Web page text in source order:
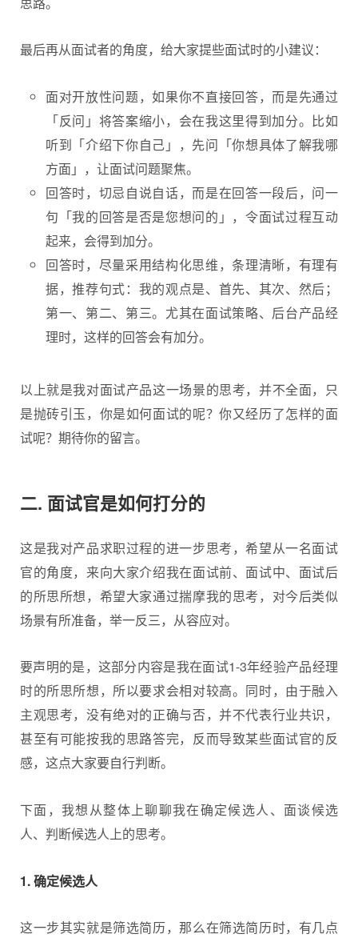
最后再从面试者的角度，给大家提些面试时的小建议：
面对开放性问题，如果你不直接回答，而是先通过
「反问」将答案缩小，会在我这里得到加分。比如
听到「介绍下你自己」，先问「你想具体了解我哪
方面」，让面试问题聚焦。
回答时，切忌自说自话，而是在回答一段后，问一
句「我的回答是否是您想问的」，令面试过程互动
起来，会得到加分。
回答时，尽量采用结构化思维，条理清晰，有理有
据，推荐句式：我的观点是、首先、其次、然后；
第一、第二、第三。尤其在面试策略、后台产品经
理时，这样的回答会有加分。
以上就是我对面试产品这一场景的思考，并不全面，只
是抛砖引玉，你是如何面试的呢？你又经历了怎样的面
试呢？期待你的留言。
二. 面试官是如何打分的
这是我对产品求职过程的进一步思考，希望从一名面试
官的角度，来向大家介绍我在面试前、面试中、 面试后
的所思所想，希望大家通过揣摩我的思考，对今后类似
场景有所准备，举一反三，从容应对。
要声明的是，这部分内容是我在面试1-3年经验产品经理
时的所思所想，所以要求会相对较高。同时，由于融入
主观思考，没有绝对的正确与否，并不代表行业共识，
甚至有可能按我的思路答完，反而导致某些面试官的反
感，这点大家要自行判断。
下面，我想从整体上聊聊我在确定候选人、面谈候选
人、判断候选人上的思考。
1. 确定候选人
这一步其实就是筛选简历，那么在筛选简历时，有几点